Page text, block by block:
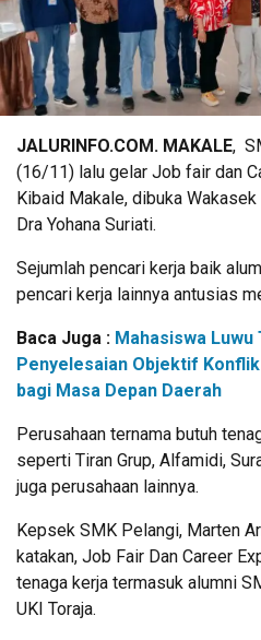
JALURINFO.COM. MAKALE,
(16/11) lalu gelar Job fair dan
Kibaid Makale, dibuka
Dra Yohana Suriati.
Sejumlah pencari kerja baik
pencari kerja lainnya antusias
Baca Juga : Mahasiswa Luwu
Penyelesaian Objektif
bagi Masa Depan Daerah
Perusahaan ternama butuh
seperti Tiran Grup, Alfamidi,
juga perusahaan lainnya.
Kepsek SMK Pelangi, Marten
katakan, Job Fair Dan Career
tenaga kerja termasuk alumni
UKI Toraja.